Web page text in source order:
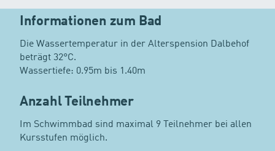
Informationen zum Bad
Die Wassertemperatur in der Alterspension Dalbehof
beträgt 32°C.
Wassertiefe: 0.95m bis 1.40m
Anzahl Teilnehmer
Im Schwimmbad sind maximal 9 Teilnehmer bei allen
Kursstufen möglich.